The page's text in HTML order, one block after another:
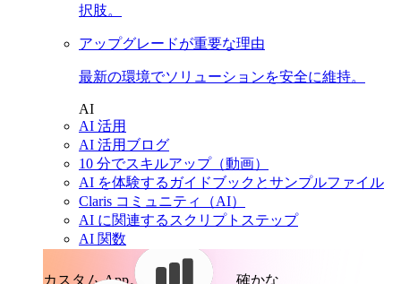
択肢。
アップグレードが重要な理由
最新の環境でソリューションを安全に維持。
AI
AI 活用
AI 活用ブログ
10 分でスキルアップ（動画）
AI を体験するガイドブックとサンプルファイル
Claris コミュニティ（AI）
AI に関連するスクリプトステップ
AI 関数
カスタム App。 確かな